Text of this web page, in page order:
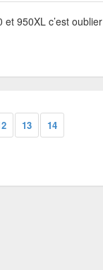
950XL c’est oublier
13
14